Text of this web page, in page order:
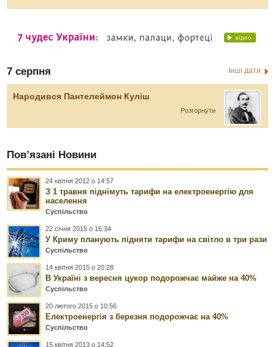
7 серпня Інші дати
Народився Пантелеймон Куліш
Розгорнути
Пов’язані Новини
24 квітня 2012 о 14:57
З 1 травня піднімуть тарифи на електроенергію для
населення
Суспільство
22 січня 2015 о 16:34
У Криму планують підняти тарифи на світло в три рази
Суспільство
14 квітня 2015 о 20:28
В Україні з вересня цукор подорожчає майже на 40%
Суспільство
20 лютого 2015 о 10:56
Електроенергія з березня подорожчає на 40%
Суспільство
15 квітня 2013 о 14:52